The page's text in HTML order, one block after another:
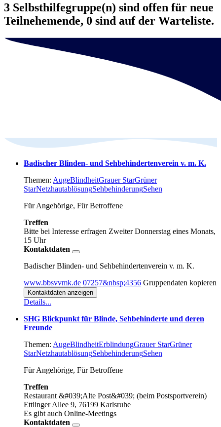
3 Selbsthilfegruppe(n) sind offen für neue
Teilnehemende, 0 sind auf der Warteliste.
Badischer Blinden- und Sehbehindertenverein v. m. K.
Themen: AugeBlindheitGrauer StarGrüner
StarNetzhautablösungSehbehinderungSehen
Für Angehörige, Für Betroffene
Treffen
Bitte bei Interesse erfragen Zweiter Donnerstag eines Monats,
15 Uhr
Kontaktdaten
Badischer Blinden- und Sehbehindertenverein v. m. K.
www.bbsvvmk.de 07257&nbsp;4356 Gruppendaten kopieren
Kontaktdaten anzeigen
Details...
SHG Blickpunkt für Blinde, Sehbehinderte und deren
Freunde
Themen: AugeBlindheitErblindungGrauer StarGrüner
StarNetzhautablösungSehbehinderungSehen
Für Angehörige, Für Betroffene
Treffen
Restaurant &#039;Alte Post&#039; (beim Postsportverein)
Ettlinger Allee 9, 76199 Karlsruhe
Es gibt auch Online-Meetings
Kontaktdaten